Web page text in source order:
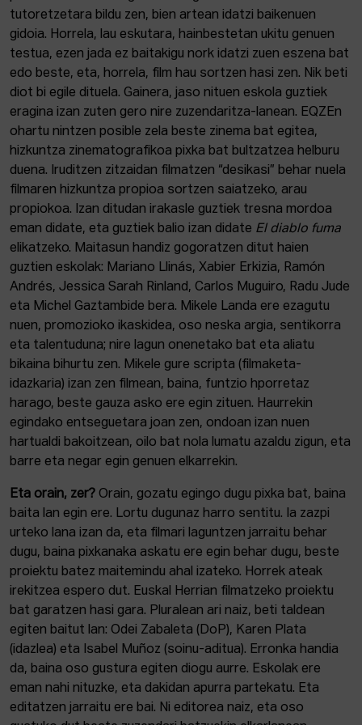
tutoretzetara bildu zen, bien artean idatzi baikenuen
gidoia. Horrela, lau eskutara, hainbestetan ukitu genuen
testua, ezen jada ez baitakigu nork idatzi zuen eszena bat
edo beste, eta, horrela, film hau sortzen hasi zen. Nik beti
diot bi egile dituela. Gainera, jaso nituen eskola guztiek
eragina izan zuten gero nire zuzendaritza-lanean. EQZEn
ohartu nintzen posible zela beste zinema bat egitea,
hizkuntza zinematografikoa pixka bat bultzatzea helburu
duena. Iruditzen zitzaidan filmatzen “desikasi” behar nuela
filmaren hizkuntza propioa sortzen saiatzeko, arau
propiokoa. Izan ditudan irakasle guztiek tresna mordoa
eman didate, eta guztiek balio izan didate El diablo fuma
elikatzeko. Maitasun handiz gogoratzen ditut haien
guztien eskolak: Mariano Llinás, Xabier Erkizia, Ramón
Andrés, Jessica Sarah Rinland, Carlos Muguiro, Radu Jude
eta Michel Gaztambide bera. Mikele Landa ere ezagutu
nuen, promozioko ikaskidea, oso neska argia, sentikorra
eta talentuduna; nire lagun onenetako bat eta aliatu
bikaina bihurtu zen. Mikele gure scripta (filmaketa-
idazkaria) izan zen filmean, baina, funtzio hporretaz
harago, beste gauza asko ere egin zituen. Haurrekin
egindako entseguetara joan zen, ondoan izan nuen
hartualdi bakoitzean, oilo bat nola lumatu azaldu zigun, eta
barre eta negar egin genuen elkarrekin.
Eta orain, zer? Orain, gozatu egingo dugu pixka bat, baina
baita lan egin ere. Lortu dugunaz harro sentitu. Ia zazpi
urteko lana izan da, eta filmari laguntzen jarraitu behar
dugu, baina pixkanaka askatu ere egin behar dugu, beste
proiektu batez maitemindu ahal izateko. Horrek ateak
irekitzea espero dut. Euskal Herrian filmatzeko proiektu
bat garatzen hasi gara. Pluralean ari naiz, beti taldean
egiten baitut lan: Odei Zabaleta (DoP), Karen Plata
(idazlea) eta Isabel Muñoz (soinu-aditua). Erronka handia
da, baina oso gustura egiten diogu aurre. Eskolak ere
eman nahi nituzke, eta dakidan apurra partekatu. Eta
editatzen jarraitu ere bai. Ni editorea naiz, eta oso